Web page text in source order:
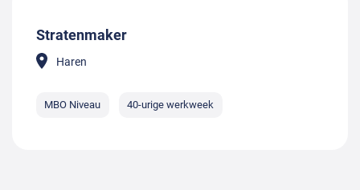
Stratenmaker
Haren
MBO Niveau 40-urige werkweek